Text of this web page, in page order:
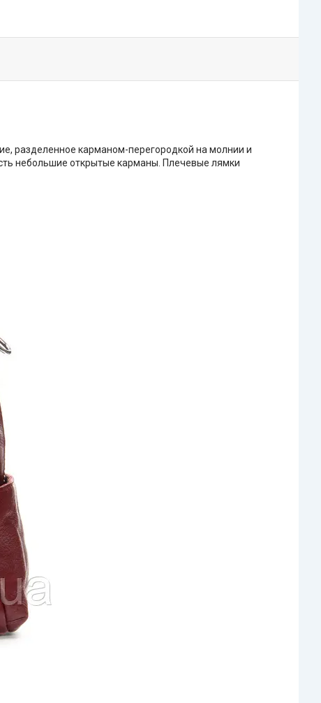
разделенное карманом-перегородкой на молнии и
небольшие открытые карманы. Плечевые лямки